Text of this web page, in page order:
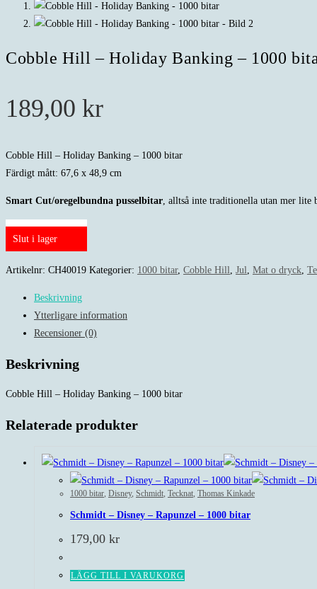
Cobble Hill – Holiday Banking – 1000
189,00 kr
Cobble Hill – Holiday Banking – 1000 bitar
Färdigt mått: 67,6 x 48,9 cm
Smart Cut/oregelbundna pusselbitar , alltså inte traditionella utan mer lite
Slut i lager
Artikelnr: CH40019 Kategorier: 1000 bitar, Cobble Hill Jul Mat o dryck
Beskrivning
Ytterligare information
Recensioner (0)
Beskrivning
Cobble Hill – Holiday Banking – 1000 bitar
Relaterade produkter
1000 bitar, Disney, Schmidt, Tecknat, Thomas Kinkade
Schmidt – Disney – Rapunzel – 1000 bitar
179,00 kr
LÄGG TILL I VARUKORG